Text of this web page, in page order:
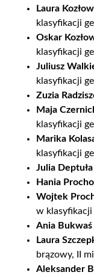
Laura
klasyfikacji
Oskar
klasyfikacji
Juliusz
klasyfikacji
Zuzia
Maja
klasyfikacji
Marika
klasyfikacji
Julia Deptuła
Hania
Wojtek
w klasyfikacji
Ania Bukwaś
Laura
brązowy, II
Aleksander